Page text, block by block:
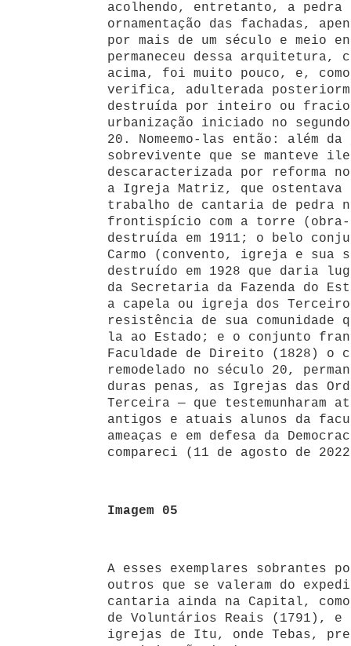
acolhendo, entretanto, a pedra
ornamentação das fachadas,
por mais de um século e meio
permaneceu dessa arquitetura,
acima, foi muito pouco, e,
verifica, adulterada
destruída por inteiro ou
urbanização iniciado no
20. Nomeemo-las então: além
sobrevivente que se manteve
descaracterizada por reforma
a Igreja Matriz, que ostentava
trabalho de cantaria de pedra
frontispício com a torre (obra-
destruída em 1911; o belo
Carmo (convento, igreja e sua
destruído em 1928 que daria
da Secretaria da Fazenda do
a capela ou igreja dos
resistência de sua comunidade
la ao Estado; e o conjunto
Faculdade de Direito (1828) o
remodelado no século 20,
duras penas, as Igrejas das
Terceira — que testemunharam
antigos e atuais alunos da
ameaças e em defesa da
compareci (11 de agosto de
Imagem 05
A esses exemplares sobrantes
outros que se valeram do
cantaria ainda na Capital,
de Voluntários Reais (1791), e
igrejas de Itu, onde Tebas,